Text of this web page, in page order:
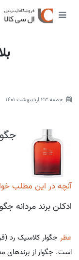
جمعه 23 اردیبهشت 1401
آنچه در این مطلب
ادکلن برند مردانه
عطر جگوار کلاسیک رد
است. جگوار از برندهای